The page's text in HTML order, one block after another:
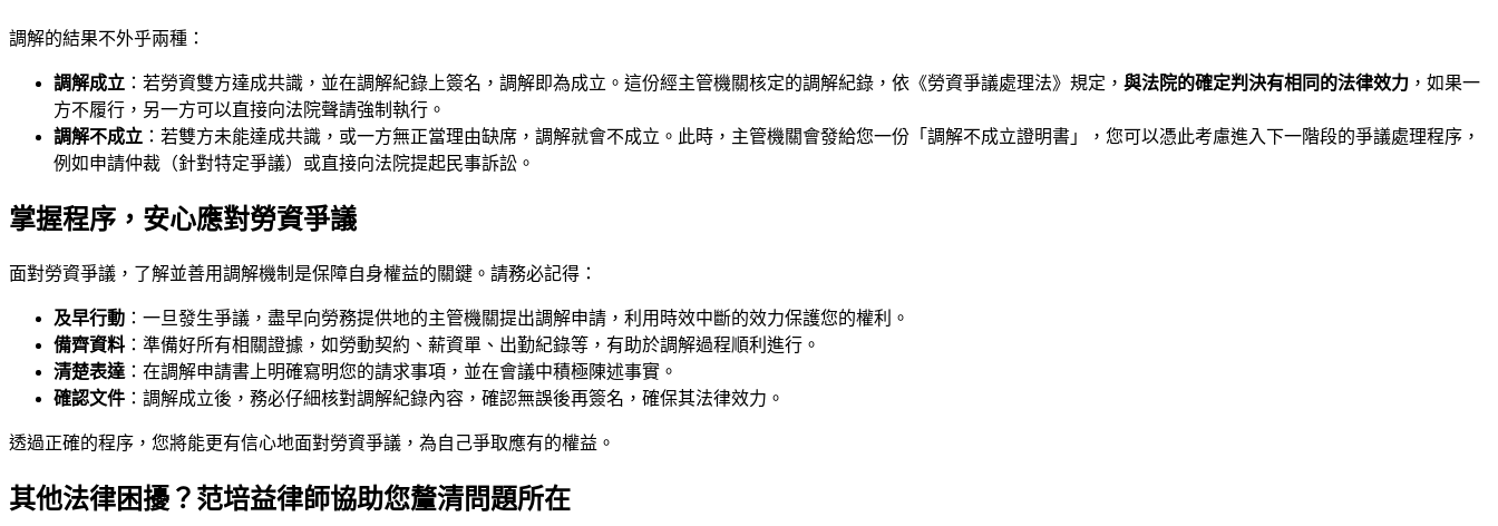
調解的結果不外乎兩種：
調解成立 ：若勞資雙方達成共識，並在調解紀錄上簽名，調解即為成立。這份經主管機關核定的調解紀錄，依《勞資爭議處理法》規定， 與法院的確定判決有相同的法律效力 ，如果一
方不履行，另一方可以直接向法院聲請強制執行。
調解不成立 ：若雙方未能達成共識，或一方無正當理由缺席，調解就會不成立。此時，主管機關會發給您一份「調解不成立證明書」，您可以憑此考慮進入下一階段的爭議處理程序，
例如申請仲裁（針對特定爭議）或直接向法院提起民事訴訟。
掌握程序，安心應對勞資爭議
面對勞資爭議，了解並善用調解機制是保障自身權益的關鍵。請務必記得：
及早行動 ：一旦發生爭議，盡早向勞務提供地的主管機關提出調解申請，利用時效中斷的效力保護您的權利。
備齊資料 ：準備好所有相關證據，如勞動契約、薪資單、出勤紀錄等，有助於調解過程順利進行。
清楚表達 ：在調解申請書上明確寫明您的請求事項，並在會議中積極陳述事實。
確認文件 ：調解成立後，務必仔細核對調解紀錄內容，確認無誤後再簽名，確保其法律效力。
透過正確的程序，您將能更有信心地面對勞資爭議，為自己爭取應有的權益。
其他法律困擾？范培益律師協助您釐清問題所在